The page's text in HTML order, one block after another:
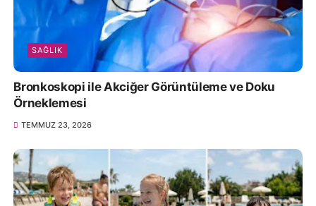
SAĞLIK
Bronkoskopi ile Akciğer Görüntüleme ve Doku
Örneklemesi
TEMMUZ 23, 2026